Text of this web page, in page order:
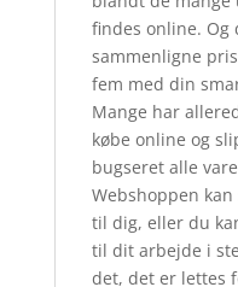
findes online. Og
sammenligne
fem med din
Mange har
købe online og
bugseret alle
Webshoppen
til dig, eller du
til dit arbejde i
det, det er lettes